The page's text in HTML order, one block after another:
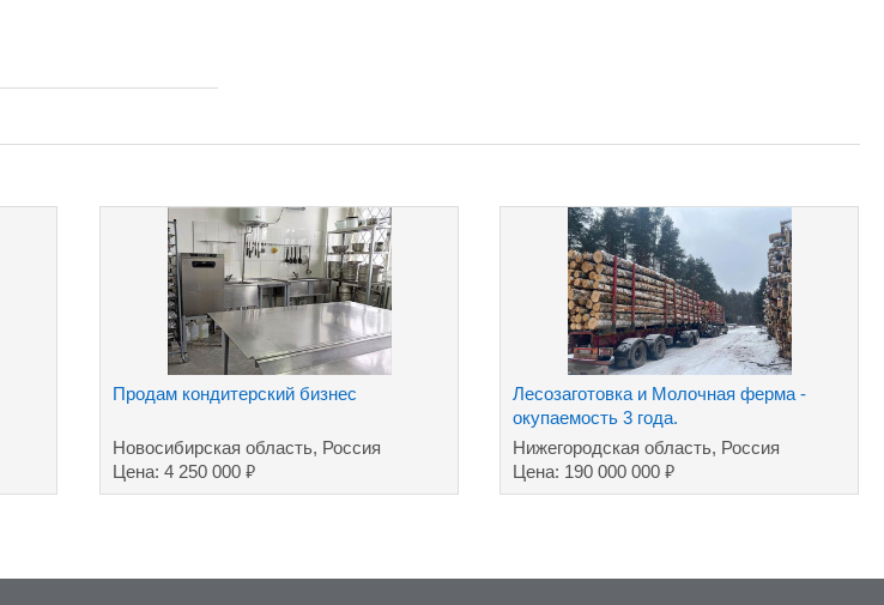
Продам кондитерский бизнес
Новосибирская область, Россия
Цена: 4 250 000 ₽
Лесозаготовка и Молочная ферма -
окупаемость 3 года.
Нижегородская область, Россия
Цена: 190 000 000₽